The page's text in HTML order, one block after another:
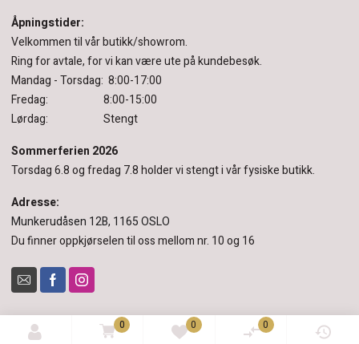
0
0
0
Åpningstider:
Velkommen til vår butikk/showrom.
Ring for avtale, for vi kan være ute på kundebesøk.
Mandag - Torsdag: 8:00-17:00
Fredag: 8:00-15:00
Lørdag: Stengt
Sommerferien 2026
Torsdag 6.8 og fredag 7.8 holder vi stengt i vår fysiske butikk.
Adresse:
Munkerudåsen 12B, 1165 OSLO
Du finner oppkjørselen til oss mellom nr. 10 og 16
© 2022 Pinderud & Sørensen.